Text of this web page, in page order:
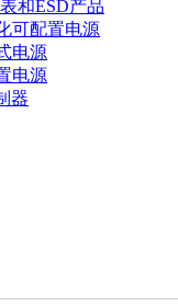
和ESD产品
可配置电源
电源
电源
器